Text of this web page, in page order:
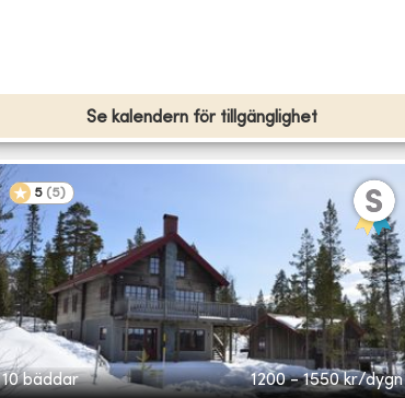
Se kalendern för tillgänglighet
5 (5)
10 bäddar 1200 - 1550 kr/dygn